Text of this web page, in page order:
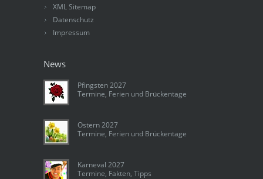
XML Sitemap
Datenschutz
Impressum
News
Pfingsten 2027
Termine, Ferien und Brückentage
Ostern 2027
Termine, Ferien und Brückentage
Karneval 2027
Termine, Fakten, Tipps